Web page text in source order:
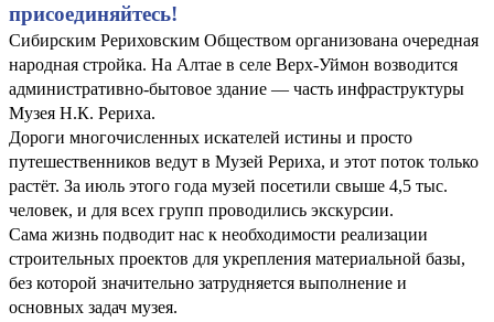
присоединяйтесь!
Сибирским Рериховским Обществом организована очередная
народная стройка. На Алтае в селе Верх-Уймон возводится
административно-бытовое здание — часть инфраструктуры
Музея Н.К. Рериха.
Дороги многочисленных искателей истины и просто
путешественников ведут в Музей Рериха, и этот поток только
растёт. За июль этого года музей посетили свыше 4,5 тыс.
человек, и для всех групп проводились экскурсии.
Сама жизнь подводит нас к необходимости реализации
строительных проектов для укрепления материальной базы,
без которой значительно затрудняется выполнение и
основных задач музея.